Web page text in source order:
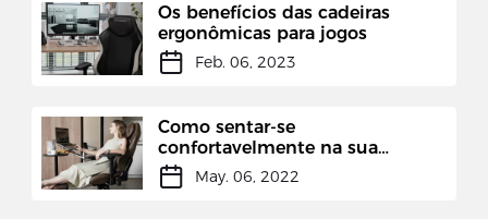
Os benefícios das cadeiras
ergonômicas para jogos
Feb. 06, 2023
Como sentar-se
confortavelmente na sua
cadeira de jogo
May. 06, 2022